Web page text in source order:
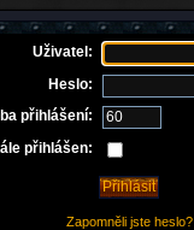
Uživatel:
Heslo:
přihlášení:
přihlášen:
Zapomněli jste heslo?